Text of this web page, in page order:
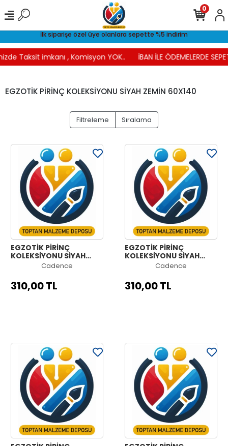
İlk siparişe özel üye olanlara sepette %5 indirim
Taksit imkanı , Komisyon YOK.. İBAN İLE ÖDEMELERDE
0
EGZOTİK PİRİNÇ KOLEKSİYONU SİYAH ZEMİN 60X140
Filtreleme Sıralama
EGZOTİK PİRİNÇ
KOLEKSİYONU SİYAH
ZEMİN MODEL-4C
Cadence
310,00 TL
EGZOTİK PİRİNÇ
KOLEKSİYONU SİYAH
ZEMİN MODEL-4B
Cadence
310,00 TL